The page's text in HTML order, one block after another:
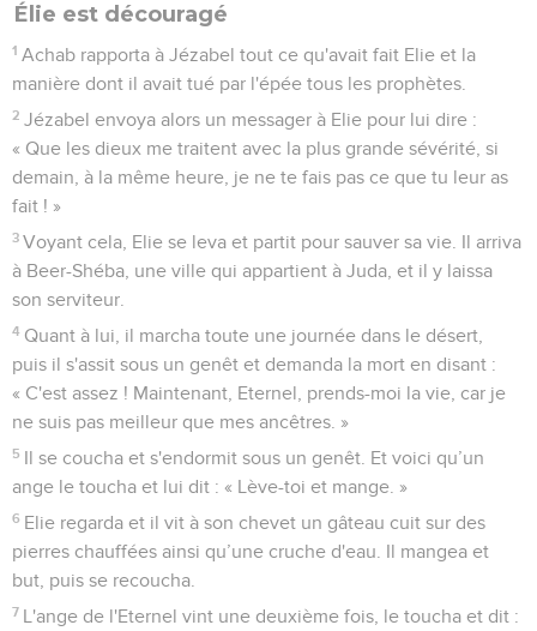
Élie est découragé
1 Achab rapporta à Jézabel tout ce qu'avait fait Elie et la
manière dont il avait tué par l'épée tous les prophètes.
2 Jézabel envoya alors un messager à Elie pour lui dire :
« Que les dieux me traitent avec la plus grande sévérité, si
demain, à la même heure, je ne te fais pas ce que tu leur as
fait ! »
3 Voyant cela, Elie se leva et partit pour sauver sa vie. Il arriva
à Beer-Shéba, une ville qui appartient à Juda, et il y laissa
son serviteur.
4 Quant à lui, il marcha toute une journée dans le désert,
puis il s'assit sous un genêt et demanda la mort en disant :
« C'est assez ! Maintenant, Eternel, prends-moi la vie, car je
ne suis pas meilleur que mes ancêtres. »
5 Il se coucha et s'endormit sous un genêt. Et voici qu’un
ange le toucha et lui dit : « Lève-toi et mange. »
6 Elie regarda et il vit à son chevet un gâteau cuit sur des
pierres chauffées ainsi qu’une cruche d'eau. Il mangea et
but, puis se recoucha.
7 L'ange de l'Eternel vint une deuxième fois, le toucha et dit :